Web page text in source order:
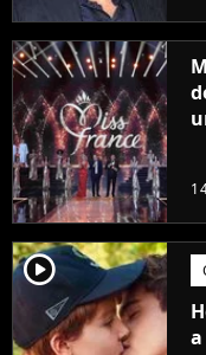
player2